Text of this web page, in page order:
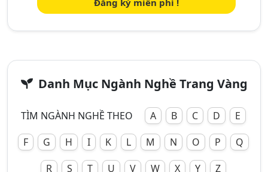
Đăng ký miễn phí !
Danh Mục Ngành Nghề Trang Vàng
TÌM NGÀNH NGHỀ THEO A B C D
E
F
G H I K L M N O P
Q
R
S T U V W X Y Z